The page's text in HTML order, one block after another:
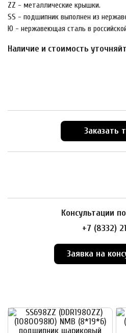
ZZ - металлические крышки.
SS - подшипник выполнен из
Ю - нержавеющая сталь в
Наличие и стоимость
Заказать
Консультации
+7 (8332)
Заявка на